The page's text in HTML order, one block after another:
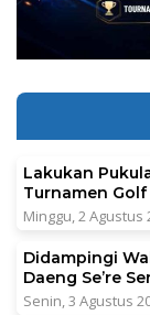
Lakukan
Turnamen Golf
Minggu, 2 Agustus
Didampingi
Daeng Se’re
Senin, 3 Agustus